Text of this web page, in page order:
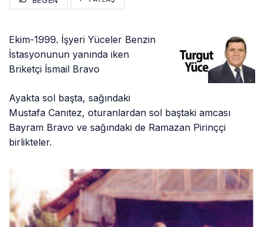
Ekim-1999. İşyeri Yüceler Benzin
İstasyonunun yanında iken
Briketçi İsmail Bravo
Ayakta sol başta, sağındaki
Mustafa Canıtez, oturanlardan sol baştaki amcası
Bayram Bravo ve sağındaki de Ramazan Pirinççi
birlikteler.